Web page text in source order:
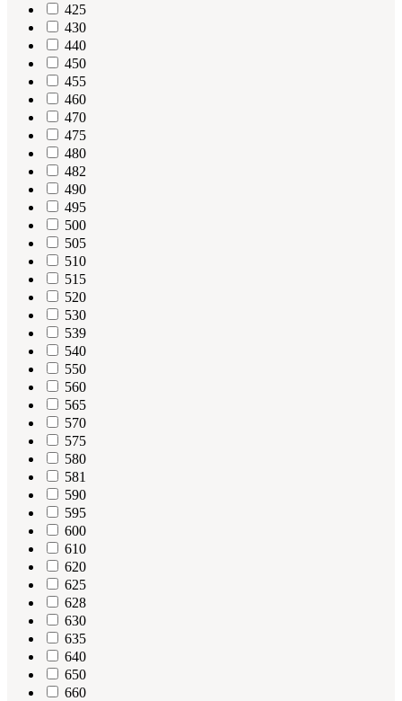
425
430
440
450
455
460
470
475
480
482
490
495
500
505
510
515
520
530
539
540
550
560
565
570
575
580
581
590
595
600
610
620
625
628
630
635
640
650
660